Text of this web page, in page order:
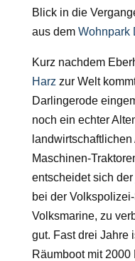
Blick in die
aus dem Wohnpark
Kurz nachdem
Harz zur Welt
Darlingerode
noch ein echter
Maschinen-
entscheidet sich
bei der
Volksmarine, zu
gut. Fast drei Jahre
Räumboot mit